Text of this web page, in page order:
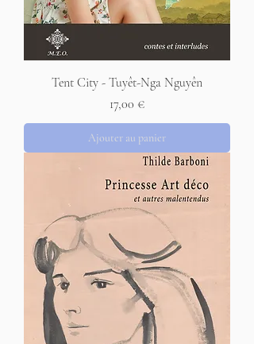
Tent City - Tuyêt-Nga Nguyên
Prix
17,00 €
Ajouter au panier